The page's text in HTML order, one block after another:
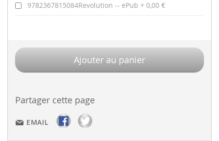
9782367815084Revolution -- ePub
0,00 €
Ajouter au panier
Partager cette page
EMAIL